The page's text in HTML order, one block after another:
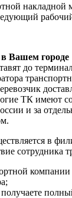
накладной
в Вашем городе
до
ТК имеют
и за
в
сотрудника